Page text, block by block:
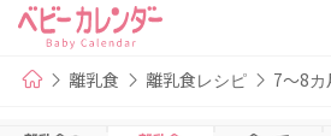
離乳食 離乳食レシピ 7～8カ